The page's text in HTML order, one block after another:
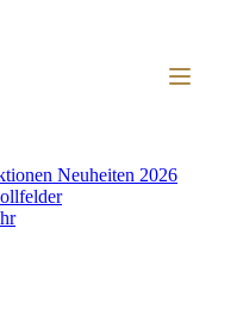
Neuheiten 2026